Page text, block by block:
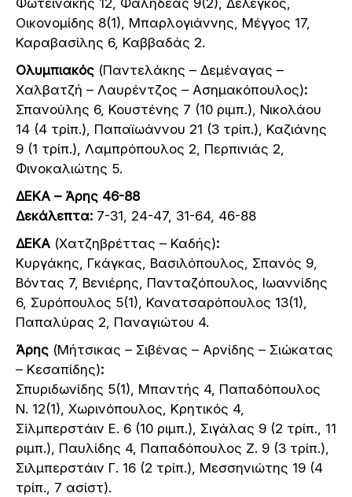
Φωτεινάκης 12, Φαληδέας 9(2), Δελέγκος,
Οικονομίδης 8(1), Μπαρλογιάννης, Μέγγος 17,
Καραβασίλης 6, Καββαδάς 2.
Ολυμπιακός (Παντελάκης – Δεμέναγας –
Χαλβατζή – Λαυρέντζος – Ασημακόπουλος):
Σπανούλης 6, Κουστένης 7 (10 ριμπ.), Νικολάου
14 (4 τρίπ.), Παπαϊωάννου 21 (3 τρίπ.), Καζιάνης
9 (1 τρίπ.), Λαμπρόπουλος 2, Περπινιάς 2,
Φινοκαλιώτης 5.
ΔΕΚΑ – Άρης 46-88
Δεκάλεπτα: 7-31, 24-47, 31-64, 46-88
ΔΕΚΑ (Χατζηβρέττας – Καδής):
Κυργάκης, Γκάγκας, Βασιλόπουλος, Σπανός 9,
Βόντας 7, Βενιέρης, Πανταζόπουλος, Ιωαννίδης
6, Συρόπουλος 5(1), Κανατσαρόπουλος 13(1),
Παπαλύρας 2, Παναγιώτου 4.
Άρης (Μήτσικας – Σιβένας – Αρνίδης – Σιώκατας
– Κεσαπίδης):
Σπυριδωνίδης 5(1), Μπαντής 4, Παπαδόπουλος
Ν. 12(1), Χωρινόπουλος, Κρητικός 4,
Σiλμπερστάιν Ε. 6 (10 ριμπ.), Σιγάλας 9 (2 τρίπ., 11
ριμπ.), Παυλίδης 4, Παπαδόπουλος Ζ. 9 (3 τρίπ.),
Σιλμπερστάιν Γ. 16 (2 τρίπ.), Μεσσηνιώτης 19 (4
τρίπ., 7 ασίστ).